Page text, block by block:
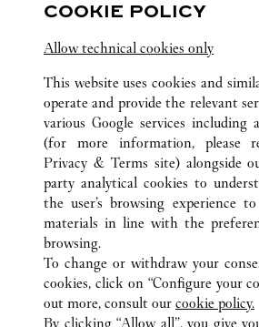
Visit us on Facebook
Link Opens in New Tab
Visit us on Instagram
Link Opens in New Tab
Visit us on
Link Opens
Visit us on
Link Opens
ALLE CARTIER STANDORTE
PA
KING OF PRUSSIA
KUNDENSERVICE
CONTACT US
COOKIE POLICY
Allow technical cookies only
This website uses cookies and
operate and provide the relevant
various Google services including
(for more information, please
Privacy & Terms site) alongside
party analytical cookies to
the user’s browsing experience
materials in line with the
browsing.
To change or withdraw your
cookies, click on “Configure your
out more, consult our cookie policy.
By clicking “Allow all”, you give